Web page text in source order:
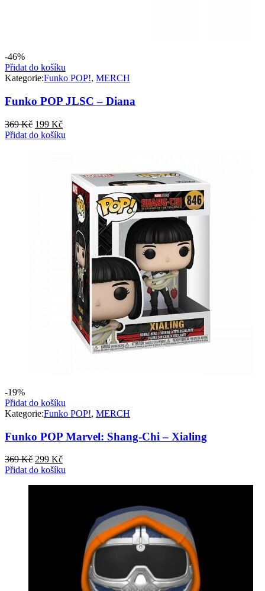
-46%
Přidat do košíku
Kategorie:Funko POP!, MERCH
Funko POP JLSC – Diana
369Kč Původní
cena
199 KčAktuální
cena
Přidat do košíku
-19%
Přidat do košíku
Kategorie:Funko POP!, MERCH
Funko POP Marvel: Shang-Chi – Xialing
369Kč Původní
cena
299 KčAktuální
cena
Přidat do košíku